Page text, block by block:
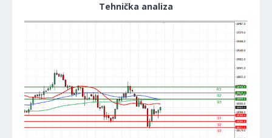
Tehnička analiza